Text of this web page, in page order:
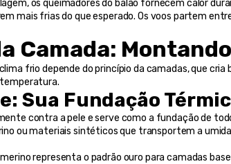
os queimadores do balão fornecem calor
mais frias do que esperado. Os voos partem
Camada:
frio depende do princípio da camadas, que
Sua Fundação
contra a pele e serve como a fundação de
ou materiais sintéticos que transportem a
merino representa o padrão ouro para camadas